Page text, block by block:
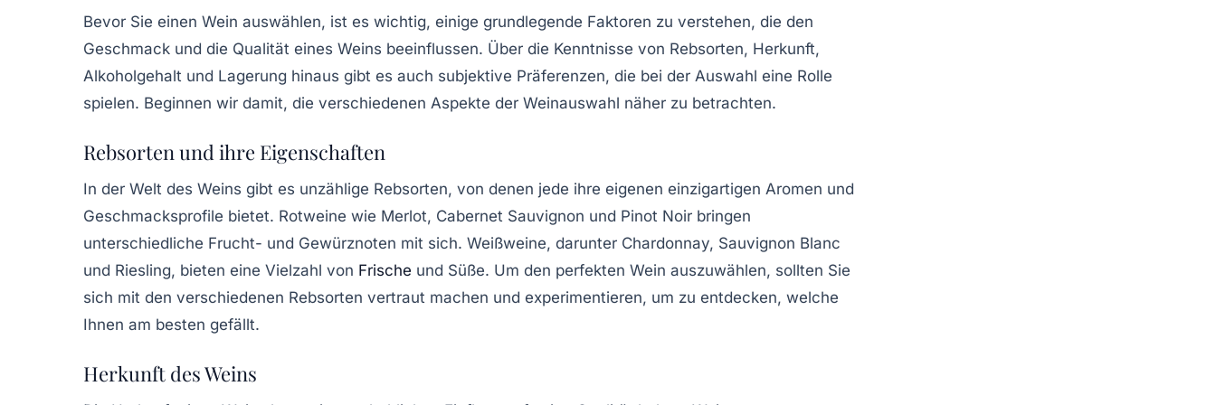
Bevor Sie einen Wein auswählen, ist es wichtig, einige grundlegende Faktoren zu verstehen, die den
Geschmack und die Qualität eines Weins beeinflussen. Über die Kenntnisse von Rebsorten, Herkunft,
Alkoholgehalt und Lagerung hinaus gibt es auch subjektive Präferenzen, die bei der Auswahl eine Rolle
spielen. Beginnen wir damit, die verschiedenen Aspekte der Weinauswahl näher zu betrachten.
Rebsorten und ihre Eigenschaften
In der Welt des Weins gibt es unzählige Rebsorten, von denen jede ihre eigenen einzigartigen Aromen und
Geschmacksprofile bietet. Rotweine wie Merlot, Cabernet Sauvignon und Pinot Noir bringen
unterschiedliche Frucht- und Gewürznoten mit sich. Weißweine, darunter Chardonnay, Sauvignon Blanc
und Riesling, bieten eine Vielzahl von Frische und Süße. Um den perfekten Wein auszuwählen, sollten Sie
sich mit den verschiedenen Rebsorten vertraut machen und experimentieren, um zu entdecken, welche
Ihnen am besten gefällt.
Herkunft des Weins